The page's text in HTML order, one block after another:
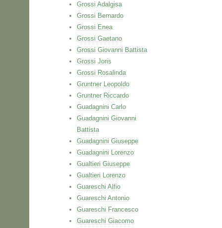
Grossi Adalgisa
Grossi Bernardo
Grossi Enea
Grossi Gaetano
Grossi Giovanni Battista
Grossi Joris
Grossi Rosalinda
Gruntner Leopoldo
Gruntner Riccardo
Guadagnini Carlo
Guadagnini Giovanni
Battista
Guadagnini Giuseppe
Guadagnini Lorenzo
Gualtieri Giuseppe
Gualtieri Lorenzo
Guareschi Alfio
Guareschi Antonio
Guareschi Francesco
Guareschi Giacomo